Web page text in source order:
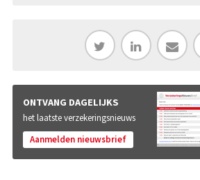
ONTVANG DAGELIJKS
het laatste verzekeringsnieuws
Aanmelden nieuwsbrief